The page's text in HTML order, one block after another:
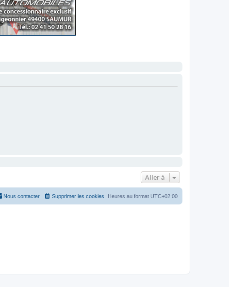
Aller à
Heures au format UTC+02:00
Supprimer les cookies
Nous contacter